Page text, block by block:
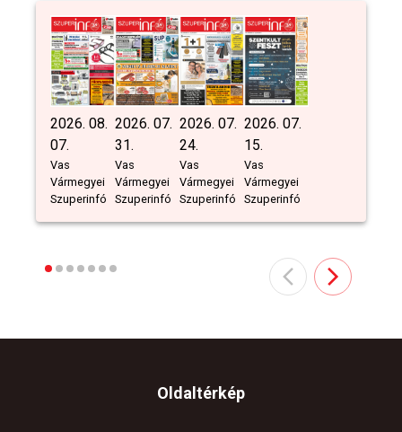
2026. 08.
07.
Vas
Vármegyei
Szuperinfó
2026. 07.
31.
Vas
Vármegyei
Szuperinfó
2026. 07.
24.
Vas
Vármegyei
Szuperinfó
2026. 07.
15.
Vas
Vármegyei
Szuperinfó
Oldaltérkép